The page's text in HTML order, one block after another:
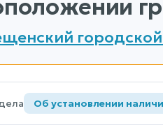
Об установлении